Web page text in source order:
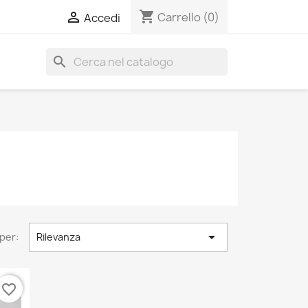
 Accedi shopping_cart Carrello (0)
search
Rilevanza 
favorite_border